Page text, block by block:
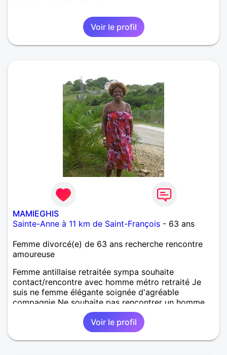
Voir le profil
MAMIEGHIS
Sainte-Anne à 11 km de Saint-François - 63 ans
Femme divorcé(e) de 63 ans recherche rencontre
amoureuse
Femme antillaise retraitée sympa souhaite
contact/rencontre avec homme métro retraité Je
suis ne femme élégante soignée d'agréable
compagnie Ne souhaite pas rencontrer un homme
barbu moustachu tatoué - pas trop ventru Ancienne
sportive, je pratique encore régulièrement la marche
pour le bien être J'aime voyager - les croisières.....
Voir le profil